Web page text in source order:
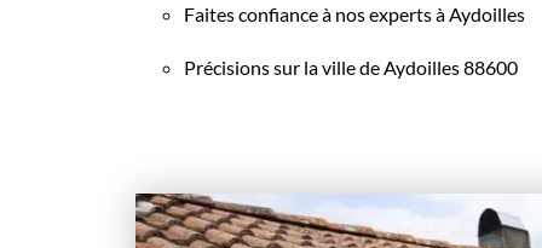
Faites confiance à nos experts à Aydoilles
Précisions sur la ville de Aydoilles 88600